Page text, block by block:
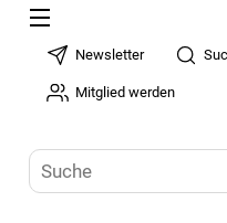
Newsletter
Mitglied werden